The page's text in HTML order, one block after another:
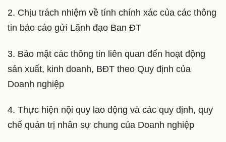
2. Chịu trách nhiệm về tính chính xác của các thông
tin báo cáo gửi Lãnh đạo Ban ĐT
3. Bảo mật các thông tin liên quan đến hoạt động
sản xuất, kinh doanh, BĐT theo Quy định của
Doanh nghiệp
4. Thực hiện nội quy lao động và các quy định, quy
chế quản trị nhân sự chung của Doanh nghiệp